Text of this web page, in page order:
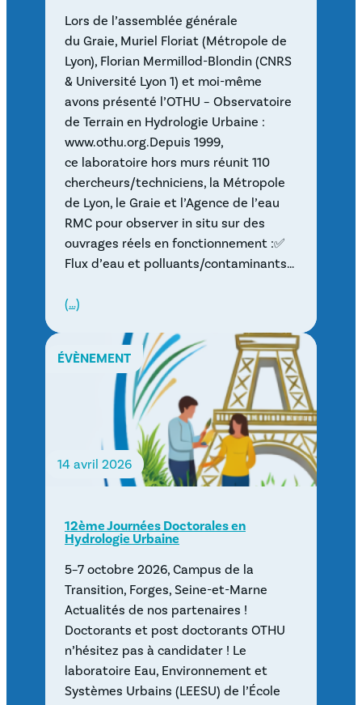
Lors de l’assemblée générale
du Graie, Muriel Floriat (Métropole de
Lyon), Florian Mermillod-Blondin (CNRS
& Université Lyon 1) et moi-même
avons présenté l’OTHU – Observatoire
de Terrain en Hydrologie Urbaine :
www.othu.org.Depuis 1999,
ce laboratoire hors murs réunit 110
chercheurs/techniciens, la Métropole
de Lyon, le Graie et l’Agence de l’eau
RMC pour observer in situ sur des
ouvrages réels en fonctionnement :✅
Flux d’eau et polluants/contaminants…
(…)
ÉVÈNEMENT
14 avril 2026
12ème Journées Doctorales en
Hydrologie Urbaine
5–7 octobre 2026, Campus de la
Transition, Forges, Seine-et-Marne
Actualités de nos partenaires !
Doctorants et post doctorants OTHU
n’hésitez pas à candidater ! Le
laboratoire Eau, Environnement et
Systèmes Urbains (LEESU) de l’École